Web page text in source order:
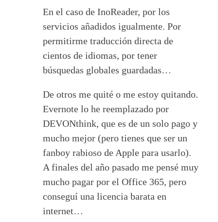
En el caso de InoReader, por los
servicios añadidos igualmente. Por
permitirme traducción directa de
cientos de idiomas, por tener
búsquedas globales guardadas…
De otros me quité o me estoy quitando.
Evernote lo he reemplazado por
DEVONthink, que es de un solo pago y
mucho mejor (pero tienes que ser un
fanboy rabioso de Apple para usarlo).
A finales del año pasado me pensé muy
mucho pagar por el Office 365, pero
conseguí una licencia barata en
internet…